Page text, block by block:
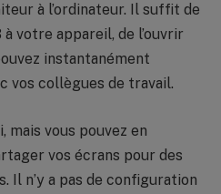
à l’ordinateur. Il suffit de
votre appareil, de l’ouvrir
instantanément
vos collègues de travail.
mais vous pouvez en
vos écrans pour des
Il n’y a pas de configuration